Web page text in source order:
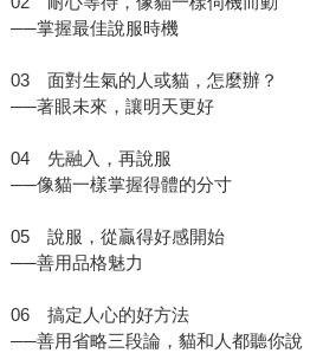
──掌握最佳說服時機
03 面對生氣的人或貓，怎麼辦？
──著眼未來，讓明天更好
04 先融入，再說服
──像貓一樣掌握得體的分寸
05 說服，從贏得好感開始
──善用品格魅力
06 搞定人心的好方法
──善用省略三段論，貓和人都聽你說